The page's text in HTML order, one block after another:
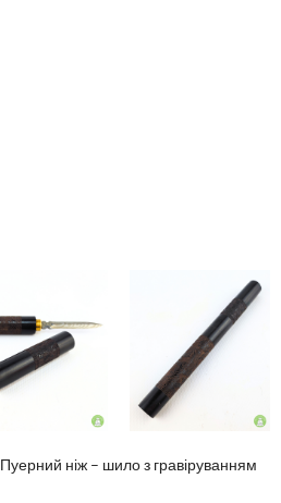
Пуерний ніж – шило з гравіруванням